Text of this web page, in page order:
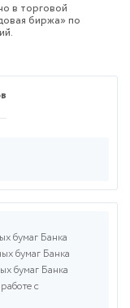
в торговой
биржа» по
бумаг Банка
бумаг Банка
бумаг Банка
с